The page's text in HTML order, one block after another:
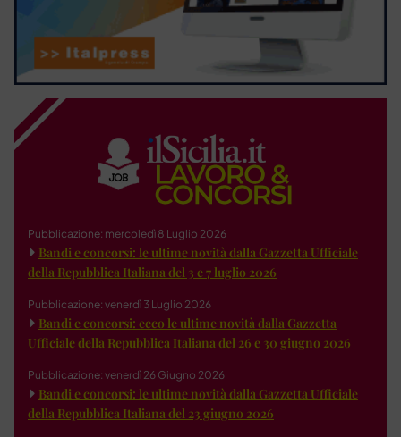
Pubblicazione: mercoledì 8 Luglio 2026
Bandi e concorsi: le ultime novità dalla Gazzetta Ufficiale
della Repubblica Italiana del 3 e 7 luglio 2026
Pubblicazione: venerdì 3 Luglio 2026
Bandi e concorsi: ecco le ultime novità dalla Gazzetta
Ufficiale della Repubblica Italiana del 26 e 30 giugno 2026
Pubblicazione: venerdì 26 Giugno 2026
Bandi e concorsi: le ultime novità dalla Gazzetta Ufficiale
della Repubblica Italiana del 23 giugno 2026